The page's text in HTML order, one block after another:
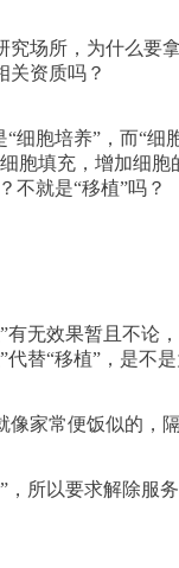
究场所，为什么要
关资质吗？
细胞培养”，而“
胞填充，增加细
不就是“移植”吗？
有无效果暂且不论
替“移植”，是不
家常便饭似的，
所以要求解除服